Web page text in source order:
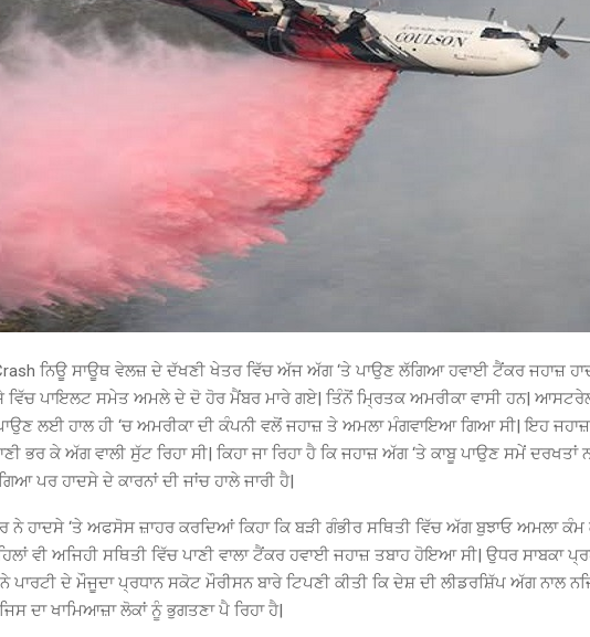
ਨਿਊ ਸਾਊਥ ਵੇਲਜ਼ ਦੇ ਦੱਖਣੀ ਖੇਤਰ ਵਿੱਚ ਅੱਜ ਅੱਗ ‘ਤੇ ਪਾਉਣ ਲੱਗਿਆ ਹਵਾਈ ਟੈਂਕਰ ਜਹਾਜ਼
ਪਾਇਲਟ ਸਮੇਤ ਅਮਲੇ ਦੇ ਦੋ ਹੋਰ ਮੈਂਬਰ ਮਾਰੇ ਗਏ| ਤਿੰਨੋਂ ਮ੍ਰਿਤਕ ਅਮਰੀਕਾ ਵਾਸੀ ਹਨ|
ਲਈ ਹਾਲ ਹੀ ‘ਚ ਅਮਰੀਕਾ ਦੀ ਕੰਪਨੀ ਵਲੋਂ ਜਹਾਜ਼ ਤੇ ਅਮਲਾ ਮੰਗਵਾਇਆ ਗਿਆ ਸੀ| ਇਹ
ਭਰ ਕੇ ਅੱਗ ਵਾਲੀ ਸੁੱਟ ਰਿਹਾ ਸੀ| ਕਿਹਾ ਜਾ ਰਿਹਾ ਹੈ ਕਿ ਜਹਾਜ਼ ਅੱਗ ‘ਤੇ ਕਾਬੂ ਪਾਉਣ ਸਮੇਂ ਦਰਖਤਾਂ
ਪਰ ਹਾਦਸੇ ਦੇ ਕਾਰਨਾਂ ਦੀ ਜਾਂਚ ਹਾਲੇ ਜਾਰੀ ਹੈ|
ਨੇ ਹਾਦਸੇ ‘ਤੇ ਅਫਸੋਸ ਜ਼ਾਹਰ ਕਰਦਿਆਂ ਕਿਹਾ ਕਿ ਬੜੀ ਗੰਭੀਰ ਸਥਿਤੀ ਵਿੱਚ ਅੱਗ ਬੁਝਾਓ ਅਮਲਾ ਕੰਮ
ਵੀ ਅਜਿਹੀ ਸਥਿਤੀ ਵਿੱਚ ਪਾਣੀ ਵਾਲਾ ਟੈਂਕਰ ਹਵਾਈ ਜਹਾਜ਼ ਤਬਾਹ ਹੋਇਆ ਸੀ| ਉਧਰ ਸਾਬਕਾ
ਦੇ ਮੌਜੂਦਾ ਪ੍ਰਧਾਨ ਸਕੋਟ ਮੌਰੀਸਨ ਬਾਰੇ ਟਿਪਣੀ ਕੀਤੀ ਕਿ ਦੇਸ਼ ਦੀ ਲੀਡਰਸ਼ਿੱਪ ਅੱਗ ਨਾਲ
ਦਾ ਖਾਮਿਆਜ਼ਾ ਲੋਕਾਂ ਨੂੰ ਭੁਗਤਣਾ ਪੈ ਰਿਹਾ ਹੈ|